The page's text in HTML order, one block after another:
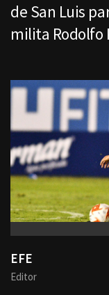
de San Luis
milita Rodolfo
EFE
Editor